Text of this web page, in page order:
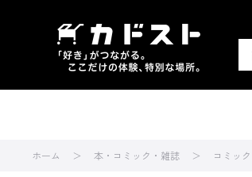
ホーム 本・コミック・雑誌 コミック